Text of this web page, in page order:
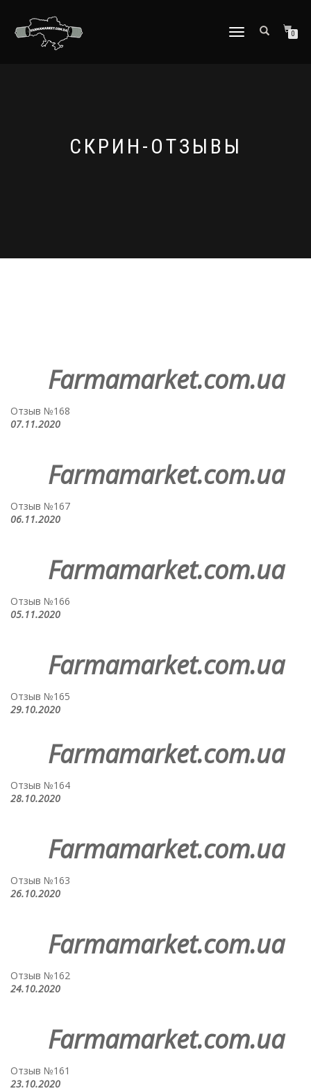
ПЕРЕКЛЮЧИТЬ
0
СКРИН-ОТЗЫВЫ
Farmamarket.com.ua
Отзыв №168
07.11.2020
Farmamarket.com.ua
Отзыв №167
06.11.2020
Farmamarket.com.ua
Отзыв №166
05.11.2020
Farmamarket.com.ua
Отзыв №165
29.10.2020
Farmamarket.com.ua
Отзыв №164
28.10.2020
Farmamarket.com.ua
Отзыв №163
26.10.2020
Farmamarket.com.ua
Отзыв №162
24.10.2020
Farmamarket.com.ua
Отзыв №161
23.10.2020